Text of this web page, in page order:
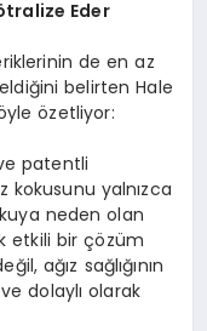
tralize Eder
de en az
belirten Hale
özetliyor:
patentli
kokusunu yalnızca
neden olan
etkili bir çözüm
ağız sağlığının
dolaylı olarak